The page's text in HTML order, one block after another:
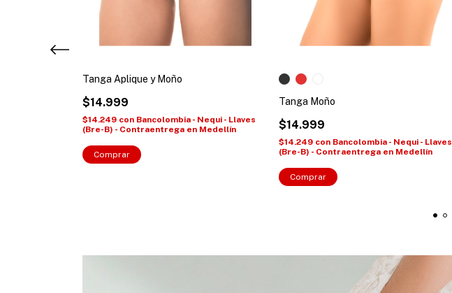
Tanga Aplique y Moño
$14.999
$14.249 con Bancolombia - Nequi - Llaves
(Bre-B) - Contraentrega en Medellín
Comprar
Tanga Moño
$14.999
$14.249 con Bancolombia - Nequi - Llaves
(Bre-B) - Contraentrega en Medellín
Comprar